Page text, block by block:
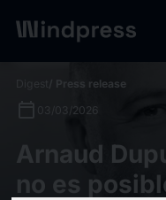
/ Press release
03/03/2026
Arnaud
no es